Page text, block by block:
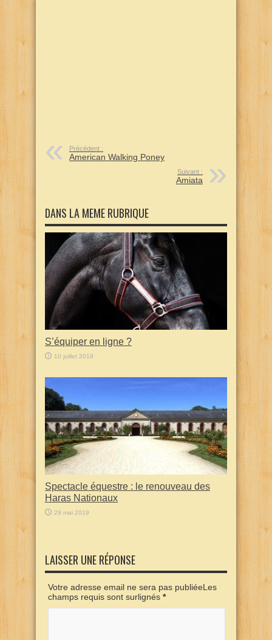
Précédent :
American Walking Poney
Suivant :
Amiata
DANS LA MEME RUBRIQUE
S’équiper en ligne ?
10 juillet 2019
Spectacle équestre : le renouveau des
Haras Nationaux
29 mai 2019
LAISSER UNE RÉPONSE
Votre adresse email ne sera pas publiéeLes
champs requis sont surlignés *